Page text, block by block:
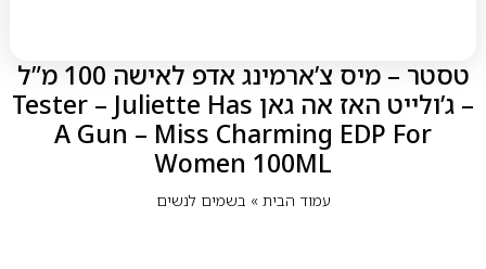
טסטר – מיס צ’ארמינג אדפ לאישה 100 מ”ל
– ג’ולייט האז אה גאן Tester – Juliette Has
A Gun – Miss Charming EDP For
Women 100ML
עמוד הבית» בשמים לנשים